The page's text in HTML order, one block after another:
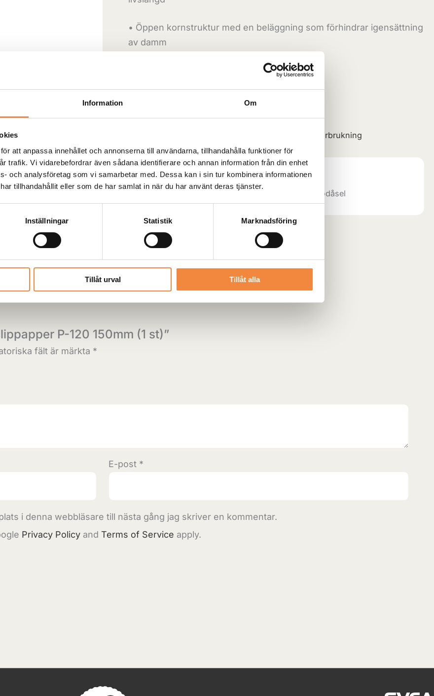
Information Om
att anpassa innehållet och annonserna till användarna, tillhandahålla funktioner för
trafik. Vi vidarebefordrar även sådana identifierare och annan information från din enhet
och analysföretag som vi samarbetar med. Dessa kan i sin tur kombinera informationen
tillhandahållit eller som de har samlat in när du har använt deras tjänster.
Inställningar Statistik Marknadsföring
Tillåt urval Tillåt alla
• Öppen kornstruktur med en beläggning som förhindrar igensättning
av damm
Lägg till i varukorg
Slippapper & Förbrukning
Lagervara:
Produkten finns i vårt lokala lager och butik i Rödåsel
P-120 150mm (1 st)”
fält är märkta *
E-post *
i denna webbläsare till nästa gång jag skriver en kommentar.
Privacy Policy andTerms of Service apply.